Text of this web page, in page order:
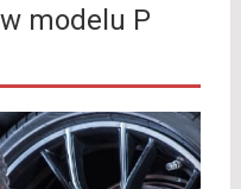
modelu P